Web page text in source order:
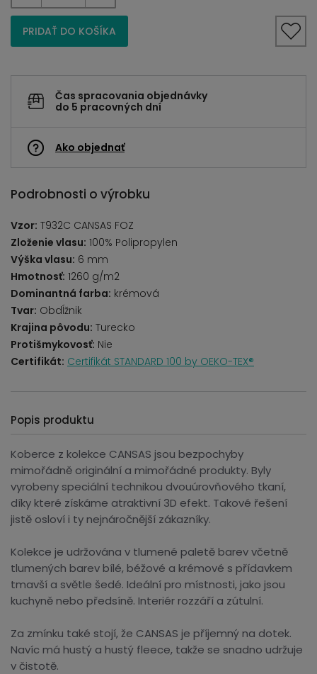
PRIDAŤ DO KOŠÍKA
Čas spracovania objednávky
do 5 pracovných dní
Ako objednať
Podrobnosti o výrobku
Vzor: T932C CANSAS FOZ
Zloženie vlasu: 100% Polipropylen
Výška vlasu: 6 mm
Hmotnosť: 1260 g/m2
Dominantná farba: krémová
Tvar: Obdĺžnik
Krajina pôvodu: Turecko
Protišmykovosť: Nie
Certifikát: Certifikát STANDARD 100 by OEKO-TEX®
Popis produktu
Koberce z kolekce CANSAS jsou bezpochyby
mimořádně originální a mimořádné produkty. Byly
vyrobeny speciální technikou dvouúrovňového tkaní,
díky které získáme atraktivní 3D efekt. Takové řešení
jistě osloví i ty nejnáročnější zákazníky.
Kolekce je udržována v tlumené paletě barev včetně
tlumených barev bílé, béžové a krémové s přídavkem
tmavší a světle šedé. Ideální pro místnosti, jako jsou
kuchyně nebo předsíně. Interiér rozzáří a zútulní.
Za zmínku také stojí, že CANSAS je příjemný na dotek.
Navíc má hustý a hustý fleece, takže se snadno udržuje
v čistotě.